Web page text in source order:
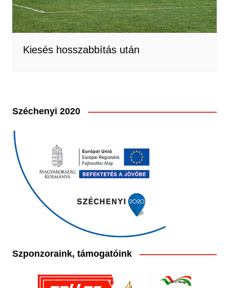
Kiesés hosszabbítás után
Széchenyi 2020
Szponzoraink, támogatóink